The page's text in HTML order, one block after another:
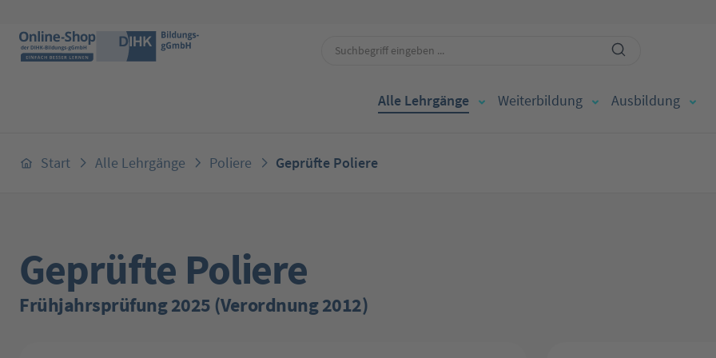
Alle Lehrgänge Weiterbildung Ausbildung
Start Alle Lehrgänge Poliere Geprüfte Poliere
Geprüfte Poliere
Frühjahrsprüfung 2025 (Verordnung 2012)